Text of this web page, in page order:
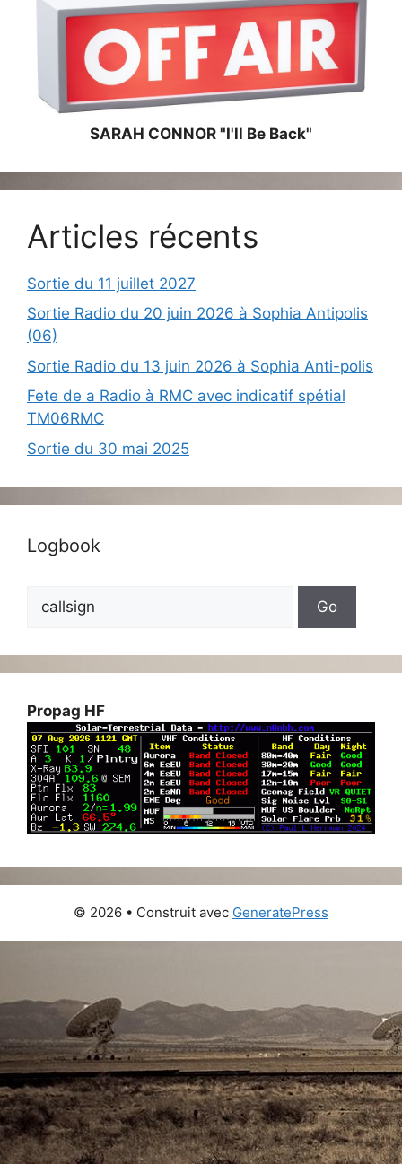
SARAH CONNOR "I'll Be Back"
Articles récents
Sortie du 11 juillet 2027
Sortie Radio du 20 juin 2026 à Sophia Antipolis
(06)
Sortie Radio du 13 juin 2026 à Sophia Anti-polis
Fete de a Radio à RMC avec indicatif spétial
TM06RMC
Sortie du 30 mai 2025
Logbook
Propag HF
© 2026 • Construit avec GeneratePress